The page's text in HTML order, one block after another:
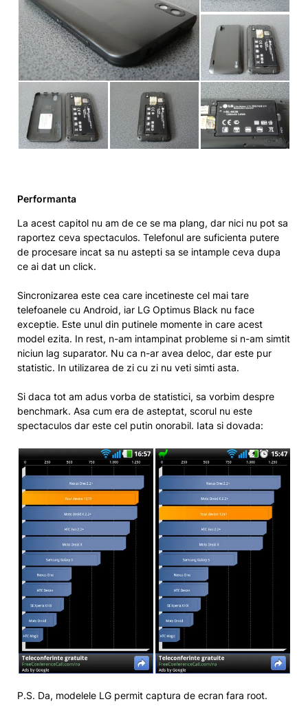
Performanta
La acest capitol nu am de ce se ma plang, dar nici nu pot sa
raportez ceva spectaculos. Telefonul are suficienta putere
de procesare incat sa nu astepti sa se intample ceva dupa
ce ai dat un click.
Sincronizarea este cea care incetineste cel mai tare
telefoanele cu Android, iar LG Optimus Black nu face
exceptie. Este unul din putinele momente in care acest
model ezita. In rest, n-am intampinat probleme si n-am simtit
niciun lag suparator. Nu ca n-ar avea deloc, dar este pur
statistic. In utilizarea de zi cu zi nu veti simti asta.
Si daca tot am adus vorba de statistici, sa vorbim despre
benchmark. Asa cum era de asteptat, scorul nu este
spectaculos dar este cel putin onorabil. Iata si dovada:
P.S. Da, modelele LG permit captura de ecran fara root.